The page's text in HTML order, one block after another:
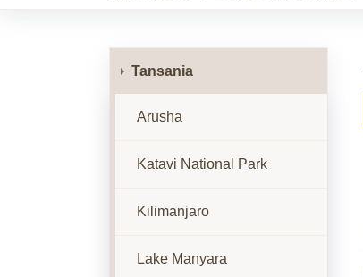
Tansania
Arusha
Katavi National Park
Kilimanjaro
Lake Manyara